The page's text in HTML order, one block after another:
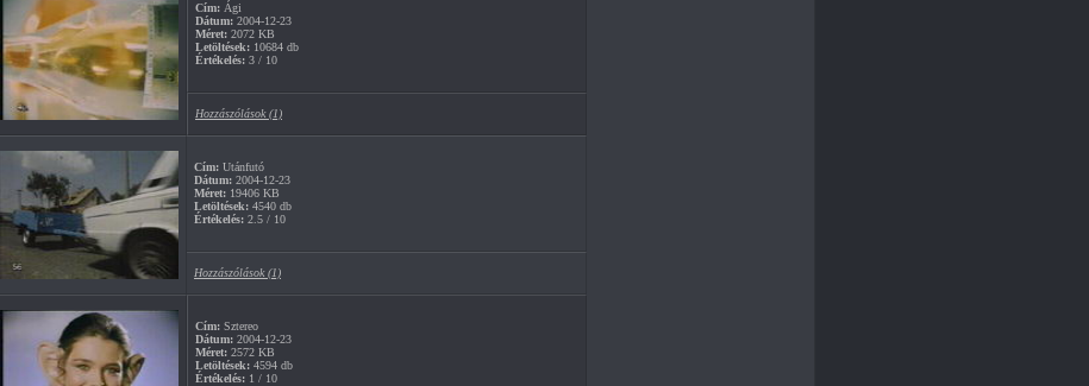
Cím: Ági
Dátum: 2004-12-23
Méret: 2072 KB
Letöltések: 10684 db
Értékelés: 3 / 10
Hozzászólások (1)
Cím: Utánfutó
Dátum: 2004-12-23
Méret: 19406 KB
Letöltések: 4540 db
Értékelés: 2.5 / 10
Hozzászólások (1)
Cím: Sztereo
Dátum: 2004-12-23
Méret: 2572 KB
Letöltések: 4594 db
Értékelés: 1 / 10